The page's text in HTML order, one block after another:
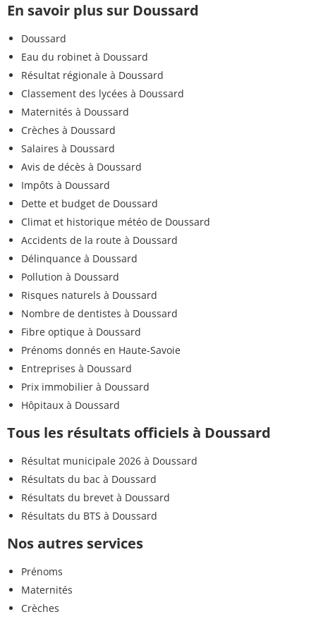
En savoir plus sur Doussard
Doussard
Eau du robinet à Doussard
Résultat régionale à Doussard
Classement des lycées à Doussard
Maternités à Doussard
Crèches à Doussard
Salaires à Doussard
Avis de décès à Doussard
Impôts à Doussard
Dette et budget de Doussard
Climat et historique météo de Doussard
Accidents de la route à Doussard
Délinquance à Doussard
Pollution à Doussard
Risques naturels à Doussard
Nombre de dentistes à Doussard
Fibre optique à Doussard
Prénoms donnés en Haute-Savoie
Entreprises à Doussard
Prix immobilier à Doussard
Hôpitaux à Doussard
Tous les résultats officiels à Doussard
Résultat municipale 2026 à Doussard
Résultats du bac à Doussard
Résultats du brevet à Doussard
Résultats du BTS à Doussard
Nos autres services
Prénoms
Maternités
Crèches